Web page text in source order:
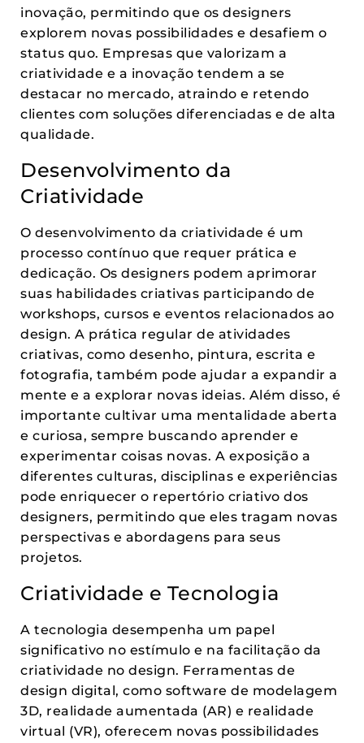
inovação, permitindo que os designers
explorem novas possibilidades e desafiem o
status quo. Empresas que valorizam a
criatividade e a inovação tendem a se
destacar no mercado, atraindo e retendo
clientes com soluções diferenciadas e de alta
qualidade.
Desenvolvimento da
Criatividade
O desenvolvimento da criatividade é um
processo contínuo que requer prática e
dedicação. Os designers podem aprimorar
suas habilidades criativas participando de
workshops, cursos e eventos relacionados ao
design. A prática regular de atividades
criativas, como desenho, pintura, escrita e
fotografia, também pode ajudar a expandir a
mente e a explorar novas ideias. Além disso, é
importante cultivar uma mentalidade aberta
e curiosa, sempre buscando aprender e
experimentar coisas novas. A exposição a
diferentes culturas, disciplinas e experiências
pode enriquecer o repertório criativo dos
designers, permitindo que eles tragam novas
perspectivas e abordagens para seus
projetos.
Criatividade e Tecnologia
A tecnologia desempenha um papel
significativo no estímulo e na facilitação da
criatividade no design. Ferramentas de
design digital, como software de modelagem
3D, realidade aumentada (AR) e realidade
virtual (VR), oferecem novas possibilidades